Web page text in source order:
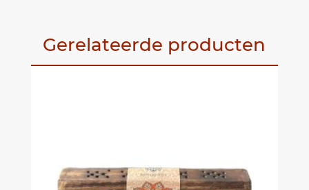
Gerelateerde producten